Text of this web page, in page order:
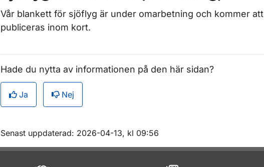
Vår blankett för sjöflyg är under omarbetning och kommer att
publiceras inom kort.
Hade du nytta av informationen på den här sidan?
Ja Nej
Om sidan
Senast uppdaterad: 2026-04-13, kl 09:56